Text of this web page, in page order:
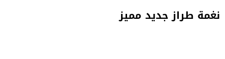
نغمة طراز جديد مميز